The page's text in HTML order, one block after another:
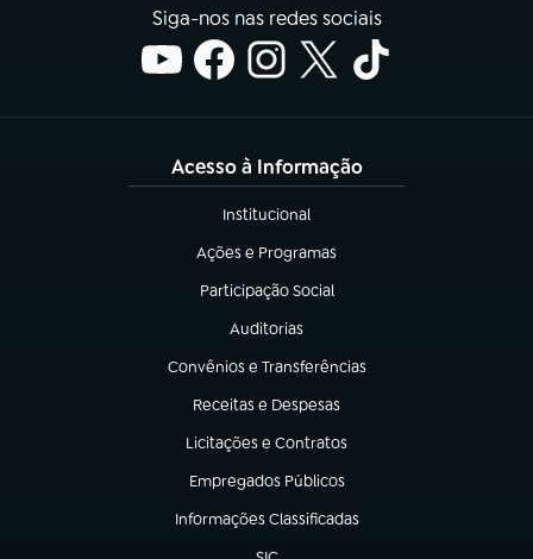
Siga-nos nas redes sociais
Acesso à Informação
Institucional
(abre em nova aba)
Ações e Programas
(abre em nova aba)
Participação Social
(abre em nova aba)
Auditorias
(abre em nova aba)
Convênios e Transferências
(abre em nova aba)
Receitas e Despesas
(abre em nova aba)
Licitações e Contratos
(abre em nova aba)
Empregados Públicos
(abre em nova aba)
Informações Classificadas
(abre em nova aba)